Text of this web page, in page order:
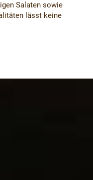
Salaten sowie
lässt keine